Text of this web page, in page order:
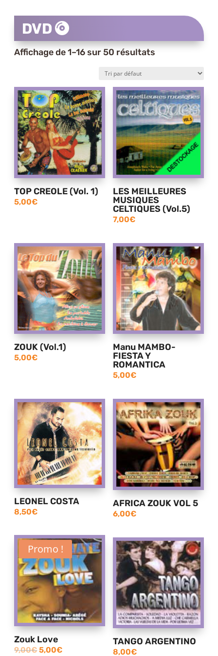
DVD
Affichage de 1–16 sur 50 résultats
TOP CREOLE (Vol. 1)
5,00€
LES MEILLEURES
MUSIQUES
CELTIQUES (Vol.5)
7,00€
ZOUK (Vol.1)
5,00€
Manu MAMBO-
FIESTA Y
ROMANTICA
5,00€
LEONEL COSTA
8,50€
AFRICA ZOUK VOL 5
6,00€
Promo !
Zouk Love
9,00€Le
prix
5,00€Le
prix
TANGO ARGENTINO
8,00€